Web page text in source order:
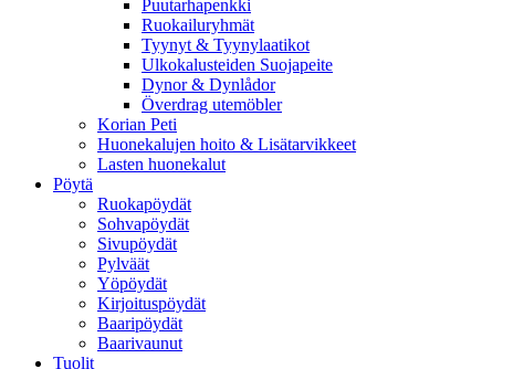
Puutarhapenkki
Ruokailuryhmät
Tyynyt & Tyynylaatikot
Ulkokalusteiden Suojapeite
Dynor & Dynlådor
Överdrag utemöbler
Korian Peti
Huonekalujen hoito & Lisätarvikkeet
Lasten huonekalut
Pöytä
Ruokapöydät
Sohvapöydät
Sivupöydät
Pylväät
Yöpöydät
Kirjoituspöydät
Baaripöydät
Baarivaunut
Tuolit